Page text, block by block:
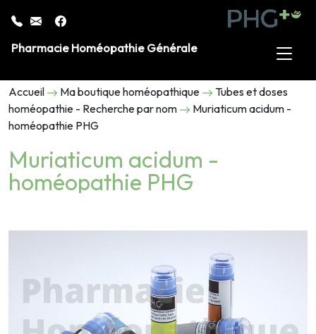
Pharmacie Homéopathie Générale
Accueil Ma boutique homéopathique
Tubes et doses
homéopathie - Recherche par nom
Muriaticum acidum -
homéopathie PHG
Muriaticum acidum -
homéopathie PHG